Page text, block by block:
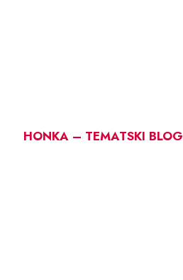
HONKA – TEMATSKI BLOG